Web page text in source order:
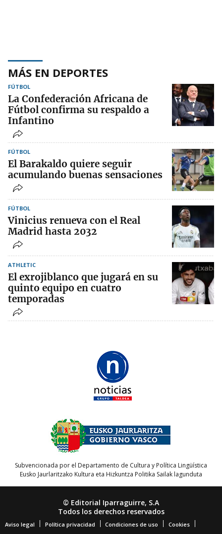
MÁS EN DEPORTES
FÚTBOL
La Confederación Africana de
Fútbol confirma su respaldo a
Infantino
FÚTBOL
El Barakaldo quiere seguir
acumulando buenas sensaciones
FÚTBOL
Vinicius renueva con el Real
Madrid hasta 2032
ATHLETIC
El exrojiblanco que jugará en su
quinto equipo en cuatro
temporadas
Subvencionada por el Departamento de Cultura y Política Lingüística
Eusko Jaurlaritzako Kultura eta Hizkuntza Politika Sailak lagunduta
© Editorial Iparraguirre, S.A
Todos los derechos reservados
Aviso legal Política privacidad Condiciones de uso Cookies